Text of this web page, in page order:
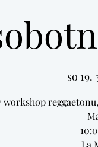
so 19.
workshop
La